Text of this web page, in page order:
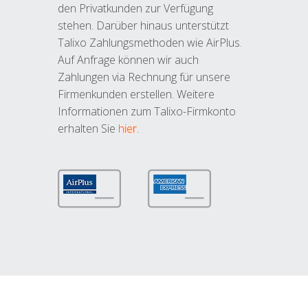
den Privatkunden zur Verfügung
stehen. Darüber hinaus unterstützt
Talixo Zahlungsmethoden wie AirPlus.
Auf Anfrage können wir auch
Zahlungen via Rechnung für unsere
Firmenkunden erstellen. Weitere
Informationen zum Talixo-Firmkonto
erhalten Sie hier.